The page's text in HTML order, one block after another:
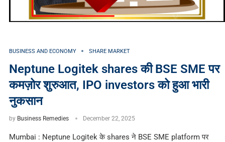
BUSINESS AND ECONOMY SHARE MARKET
Neptune Logitek shares की BSE SME पर
कमज़ोर शुरुआत, IPO investors को हुआ भारी
नुकसान
by Business Remedies December 22, 2025
Mumbai : Neptune Logitek के shares ने BSE SME platform पर